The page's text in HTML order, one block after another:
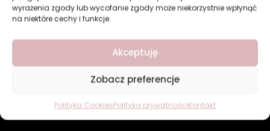
wyrażenia zgody lub wycofanie zgody może niekorzystnie wpłynąć
na niektóre cechy i funkcje.
Akceptuję
Zobacz preferencje
Polityka CookiesPolityka prywatnościKontakt
O firmie
Kategorie